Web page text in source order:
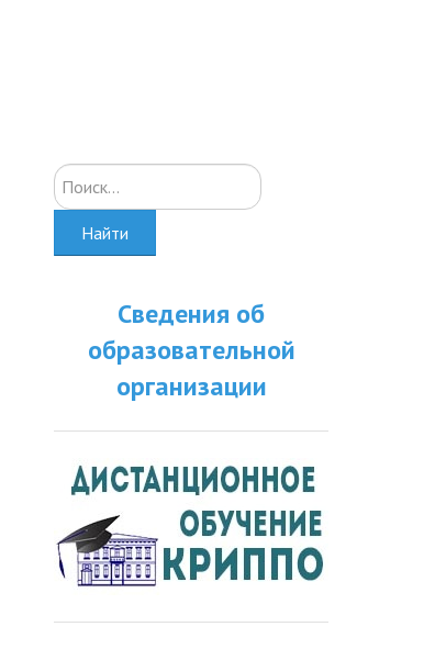
Искать...
Найти
Сведения об
образовательной
организации